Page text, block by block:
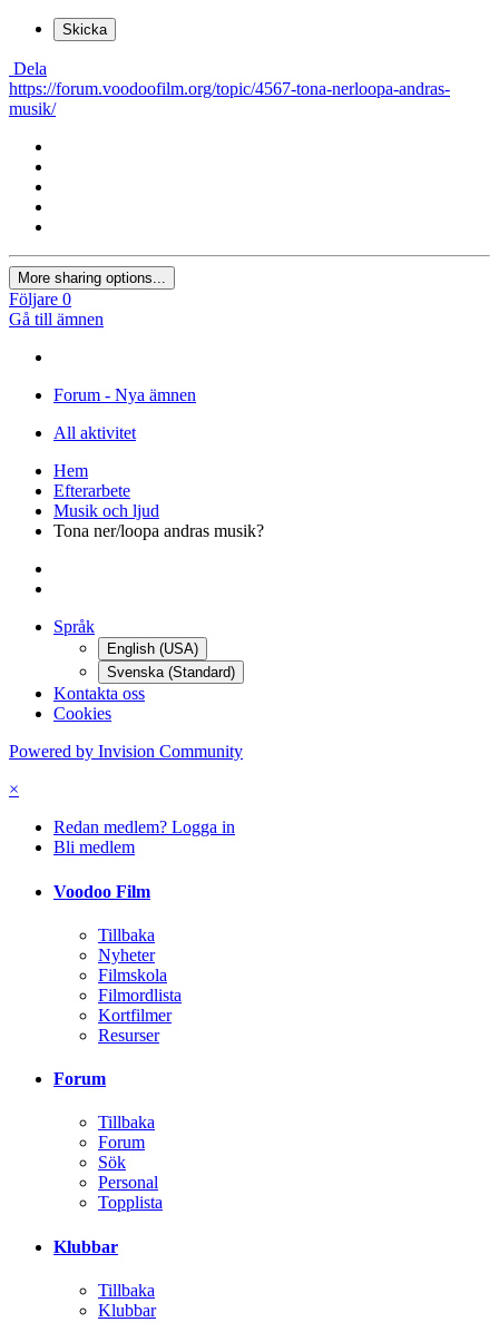
Skicka
Dela
https://forum.voodoofilm.org/topic/4567-tona-nerloopa-andras-
musik/
More sharing options...
Följare 0
Gå till ämnen
Forum - Nya ämnen
All aktivitet
Hem
Efterarbete
Musik och ljud
Tona ner/loopa andras musik?
Språk
English (USA)
Svenska (Standard)
Kontakta oss
Cookies
Powered by Invision Community
×
Redan medlem? Logga in
Bli medlem
Voodoo Film
Tillbaka
Nyheter
Filmskola
Filmordlista
Kortfilmer
Resurser
Forum
Tillbaka
Forum
Sök
Personal
Topplista
Klubbar
Tillbaka
Klubbar